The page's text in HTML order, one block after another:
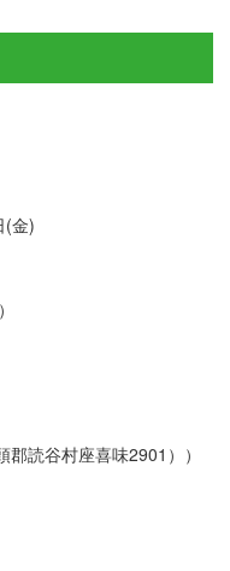
(金)
読谷村座喜味2901））